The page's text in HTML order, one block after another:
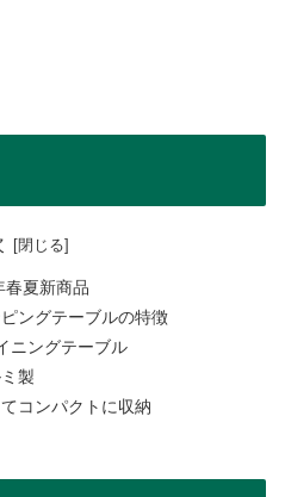
春夏新商品
ングテーブルの特徴
ニングテーブル
製
コンパクトに収納